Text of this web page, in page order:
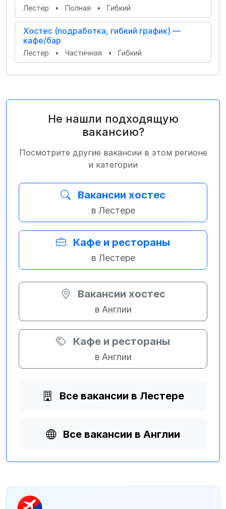
Лестер • Полная • Гибкий
Хостес (подработка, гибкий график) —
кафе/бар
Лестер • Частичная • Гибкий
Не нашли подходящую
вакансию?
Посмотрите другие вакансии в этом регионе
и категории
Вакансии хостес
в Лестере
Кафе и рестораны
в Лестере
Вакансии хостес
в Англии
Кафе и рестораны
в Англии
Все вакансии в Лестере
Все вакансии в Англии